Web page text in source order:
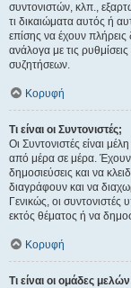
συντονιστών, κλπ.,
τι δικαιώματα αυτός ή
επίσης να έχουν πλήρεις
ανάλογα με τις
συζητήσεων.
Κορυφή
Τι είναι οι Συντονιστές;
Οι Συντονιστές είναι
από μέρα σε μέρα. Έχουν
δημοσιεύσεις και να
διαγράφουν και να
Γενικώς, οι
εκτός θέματος ή να
Κορυφή
Τι είναι οι ομάδες